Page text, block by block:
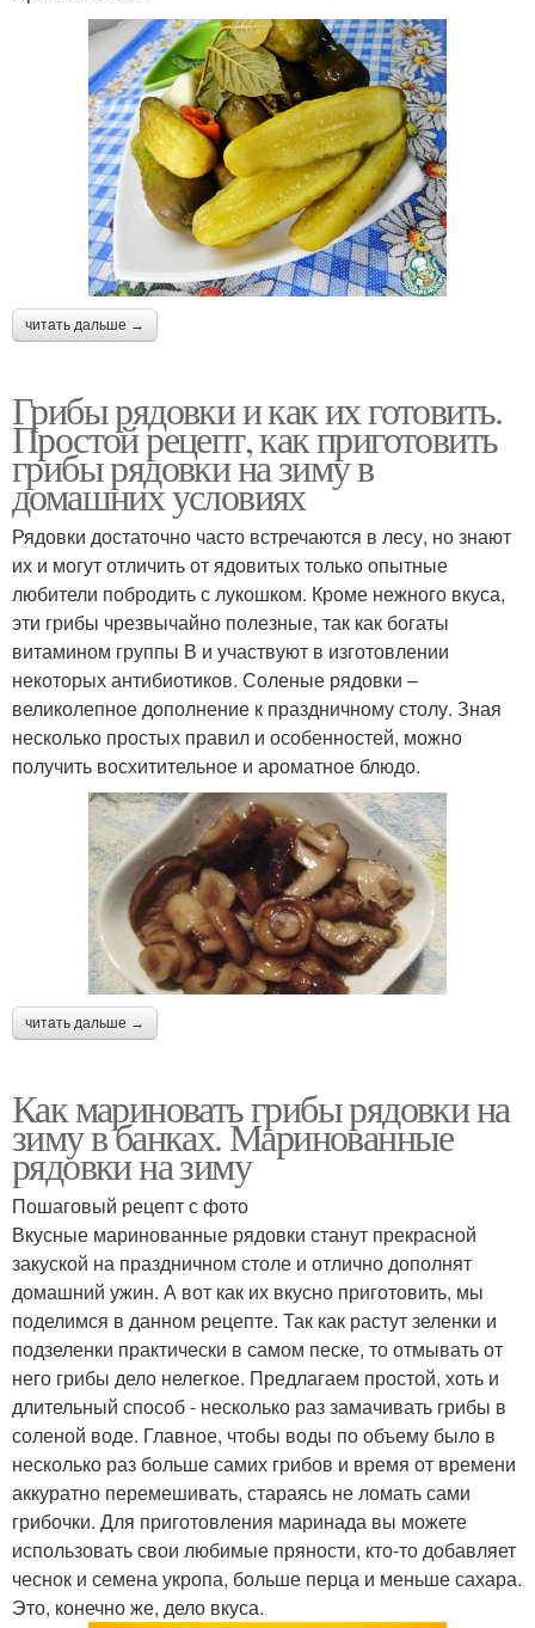
читать дальше →
Грибы рядовки и как их готовить.
Простой рецепт, как приготовить
грибы рядовки на зиму в
домашних условиях
Рядовки достаточно часто встречаются в лесу, но знают
их и могут отличить от ядовитых только опытные
любители побродить с лукошком. Кроме нежного вкуса,
эти грибы чрезвычайно полезные, так как богаты
витамином группы В и участвуют в изготовлении
некоторых антибиотиков. Соленые рядовки –
великолепное дополнение к праздничному столу. Зная
несколько простых правил и особенностей, можно
получить восхитительное и ароматное блюдо.
читать дальше →
Как мариновать грибы рядовки на
зиму в банках. Маринованные
рядовки на зиму
Пошаговый рецепт с фото
Вкусные маринованные рядовки станут прекрасной
закуской на праздничном столе и отлично дополнят
домашний ужин. А вот как их вкусно приготовить, мы
поделимся в данном рецепте. Так как растут зеленки и
подзеленки практически в самом песке, то отмывать от
него грибы дело нелегкое. Предлагаем простой, хоть и
длительный способ - несколько раз замачивать грибы в
соленой воде. Главное, чтобы воды по объему было в
несколько раз больше самих грибов и время от времени
аккуратно перемешивать, стараясь не ломать сами
грибочки. Для приготовления маринада вы можете
использовать свои любимые пряности, кто-то добавляет
чеснок и семена укропа, больше перца и меньше сахара.
Это, конечно же, дело вкуса.